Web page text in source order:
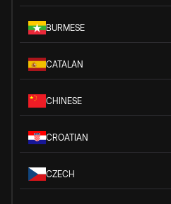
BURMESE
CATALAN
CHINESE
CROATIAN
CZECH